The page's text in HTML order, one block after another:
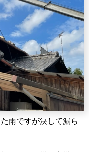
雨ですが決して漏ら